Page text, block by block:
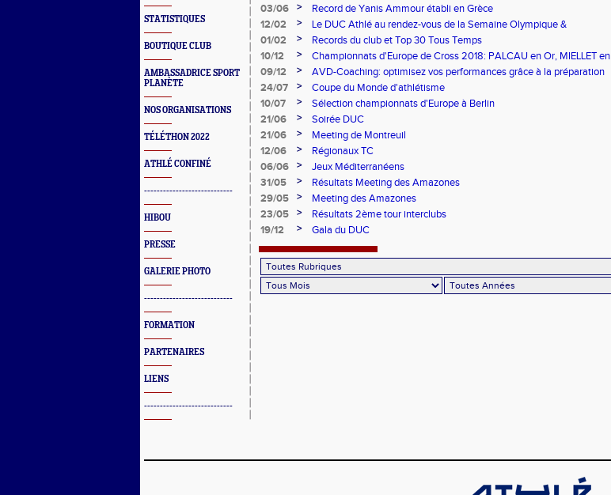
STATISTIQUES
BOUTIQUE CLUB
AMBASSADRICE SPORT
PLANÈTE
NOS ORGANISATIONS
TÉLÉTHON 2022
ATHLÉ CONFINÉ
----------------------------
HIBOU
PRESSE
GALERIE PHOTO
----------------------------
FORMATION
PARTENAIRES
LIENS
----------------------------
03/06
>
Record de Yanis Ammour établi en Grèce
12/02
>
Le DUC Athlé au rendez-vous de la Semaine Olympique &
Paralympique et du dispositif pilote "Jeux Bouge"
01/02 >
Records du club et Top 30 Tous Temps
10/12
>
Championnats d'Europe de Cross 2018: PALCAU en Or, MIELLET en
Argent
09/12 >
AVD-Coaching: optimisez vos performances grâce à la préparation
mentale!
24/07 >
Coupe du Monde d'athlétisme
10/07
>
Sélection championnats d'Europe à Berlin
21/06
>
Soirée DUC
21/06
>
Meeting de Montreuil
12/06
>
Régionaux TC
06/06
>
Jeux Méditerranéens
31/05
>
Résultats Meeting des Amazones
29/05
>
Meeting des Amazones
23/05
>
Résultats 2ème tour interclubs
19/12
> Gala du DUC